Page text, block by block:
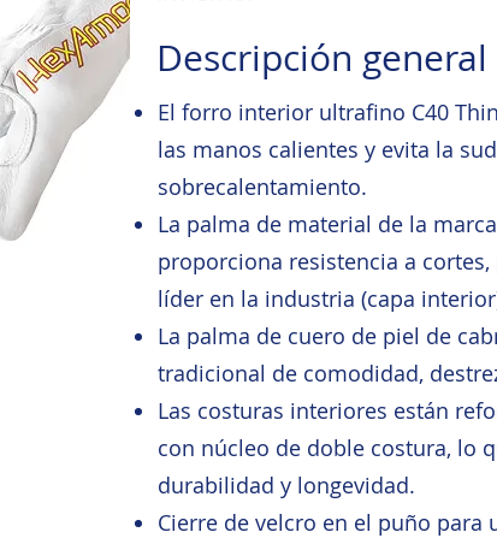
Descripción general
El forro interior ultrafino C40
las manos calientes y evita la
sobrecalentamiento.
La palma de material de la
proporciona resistencia a
líder en la industria (capa
La palma de cuero de piel de
tradicional de comodidad,
Las costuras interiores están
con núcleo de doble costura, lo
durabilidad y longevidad.
Cierre de velcro en el puño para